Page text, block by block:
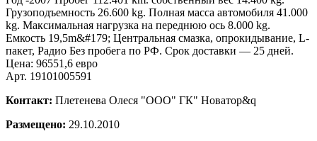
Грузоподъемность 26.600 kg. Полная масса автомобиля 41.000
kg. Максимальная нагрузка на переднюю ось 8.000 kg.
Емкость 19,5m&#179; Центральная смазка, опрокидывание, L-
пакет, Радио Без пробега по РФ. Срок доставки — 25 дней.
Цена: 96551,6 евро
Арт. 19101005591
Контакт: Плетенева Олеся "ООО" ГК" Новатор&q
Размещено: 29.10.2010